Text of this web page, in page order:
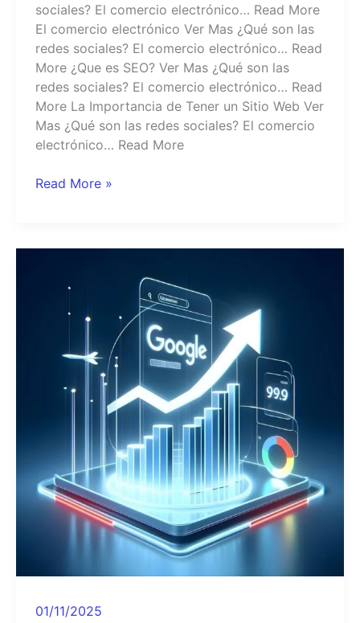
sociales? El comercio electrónico… Read More
El comercio electrónico Ver Mas ¿Qué son las
redes sociales? El comercio electrónico… Read
More ¿Que es SEO? Ver Mas ¿Qué son las
redes sociales? El comercio electrónico… Read
More La Importancia de Tener un Sitio Web Ver
Mas ¿Qué son las redes sociales? El comercio
electrónico… Read More
Read More »
01/11/2025